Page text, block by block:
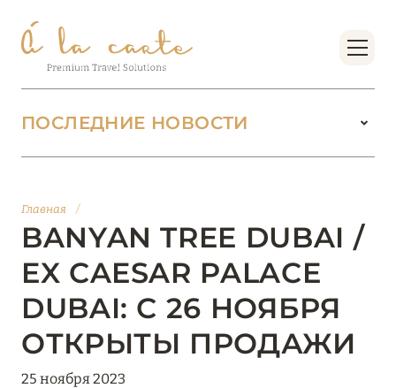
Главная /
BANYAN TREE DUBAI /
EX CAESAR PALACE
DUBAI: С 26 НОЯБРЯ
ОТКРЫТЫ ПРОДАЖИ
25 ноября 2023
ПОСЛЕДНИЕ НОВОСТИ
БУТИК-КУРОРТЫ МАЛЬДИВСКИХ ОСТРОВОВ
01 июня 2026
JUMEIRAH OLHAHALI ISLAND MALDIVES: ВАШ
ОАЗИС ТЕПЛА И ИЗЫСКАННОСТИ